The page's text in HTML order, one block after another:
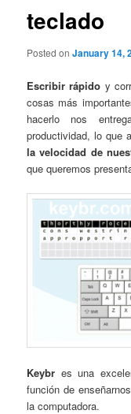
teclado
Posted onJanuary 14,
Escribir rápido y
cosas más
hacerlo nos
productividad, lo que
la velocidad de
que queremos
Keybr es una
función de
la computadora.